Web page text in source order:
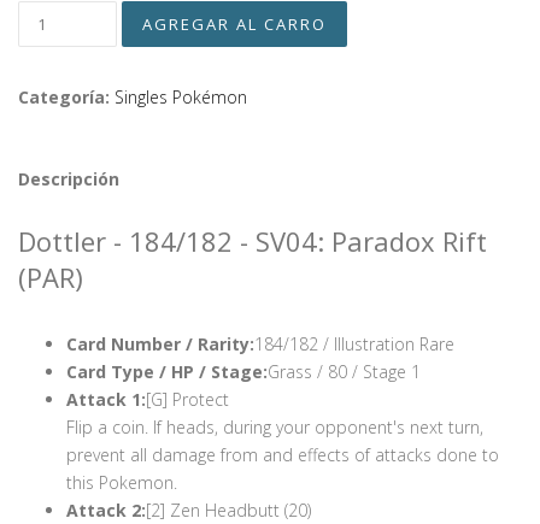
Categoría: Singles Pokémon
Descripción
Dottler - 184/182 - SV04: Paradox Rift
(PAR)
Card Number / Rarity:184/182 / Illustration Rare
Card Type / HP / Stage:Grass / 80 / Stage 1
Attack 1:[G] Protect
Flip a coin. If heads, during your opponent's next turn,
prevent all damage from and effects of attacks done to
this Pokemon.
Attack 2:[2] Zen Headbutt (20)